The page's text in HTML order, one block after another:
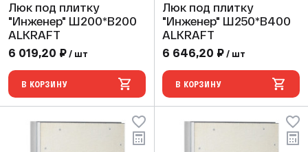
Люк под плитку
"Инженер" Ш200*В200
ALKRAFT
6 019,20 ₽ / шт
В КОРЗИНУ
Люк под плитку
"Инженер" Ш250*В400
ALKRAFT
6 646,20 ₽ / шт
В КОРЗИНУ